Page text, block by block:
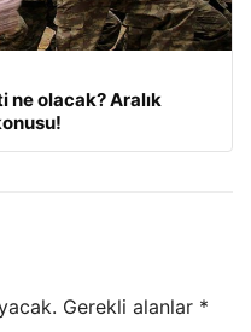
ne olacak? Aralık
Gerekli alanlar *